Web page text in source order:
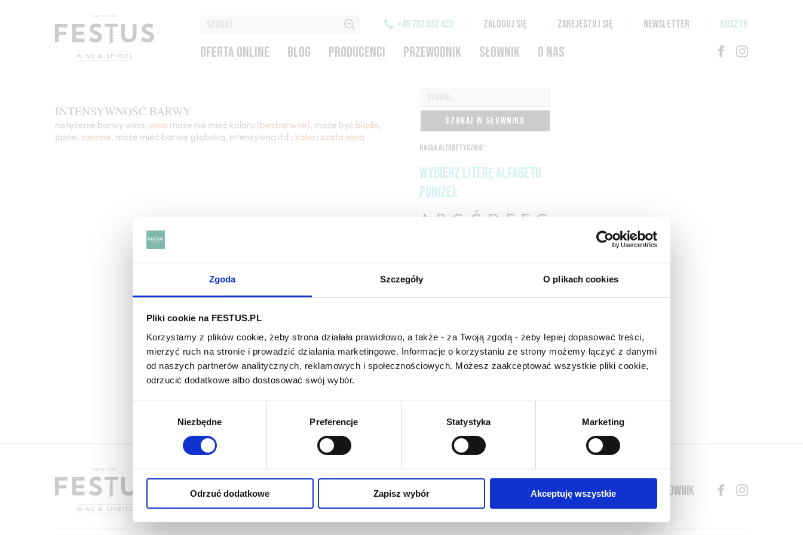
Zgoda Szczegóły O plikach cookies
Pliki cookie na FESTUS.PL
Korzystamy z plików cookie, żeby strona działała prawidłowo, a także - za Twoją zgodą - żeby lepiej dopasować treści,
mierzyć ruch na stronie i prowadzić działania marketingowe. Informacje o korzystaniu ze strony możemy łączyć z danymi
od naszych partnerów analitycznych, reklamowych i społecznościowych. Możesz zaakceptować wszystkie pliki cookie,
odrzucić dodatkowe albo dostosować swój wybór.
Niezbędne Preferencje Statystyka Marketing
Odrzuć dodatkowe Zapisz wybór Akceptuję wszystkie
+48 792 522 423 ZALOGUJ SIĘ ZAREJESTUJ SIĘ NEWSLETTER KOSZYK
OFERTA ONLINE BLOG PRODUCENCI PRZEWODNIK SŁOWNIK O NAS
INTENSYWNOŚĆ BARWY
natężenie barwy wina; wino może nie mieć koloru (bezbarwne), może być blade,
jasne, ciemne, może mieć barwę głęboką, intensywną itd.; kolor; szata wina
SZUKAJ W SŁOWNIKU
HASŁA ALFABETYCZNIE:
WYBIERZ LITERĘ ALFABETU
PONIŻEJ:
A B C-Ć D E F G
O-Ó P Q R S-Ś T
U
Z-Ź-Ż
wprowadzaniem do
słownika nowych haseł.
Jeśli jakis termin stwarza
słowniku -proszę nas o
tym poinformować
O NAS OFERTA ONLINE PRODUCENCI BLOG PRZEWODNIK SŁOWNIK